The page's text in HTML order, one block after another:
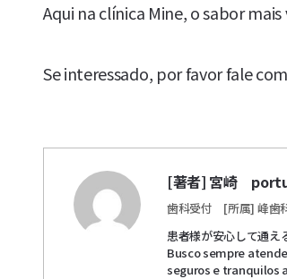
Aqui na clínica Mine, o sabor
Se interessado, por favor fale
[著者] 宮崎
歯科受付
[所属] 峰歯
患者様が安心して通え
Busco sempre
seguros e tranquilos